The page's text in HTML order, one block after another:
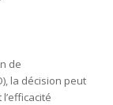
de
la décision peut